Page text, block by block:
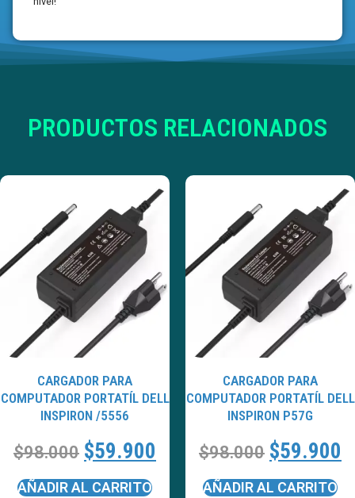
PRODUCTOS RELACIONADOS
CARGADOR PARA
COMPUTADOR PORTATÍL DELL
INSPIRON /5556
$98.000 $59.900
AÑADIR AL CARRITO
CARGADOR PARA
COMPUTADOR PORTATÍL DELL
INSPIRON P57G
$98.000 $59.900
AÑADIR AL CARRITO